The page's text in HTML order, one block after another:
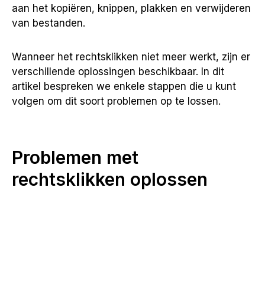
aan het kopiëren, knippen, plakken en verwijderen
van bestanden.
Wanneer het rechtsklikken niet meer werkt, zijn er
verschillende oplossingen beschikbaar. In dit
artikel bespreken we enkele stappen die u kunt
volgen om dit soort problemen op te lossen.
Problemen met
rechtsklikken oplossen